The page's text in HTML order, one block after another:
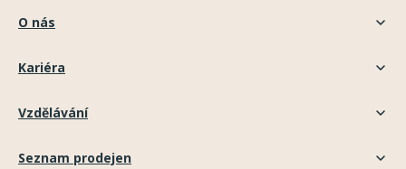
O nás
Kariéra
Vzdělávání
Seznam prodejen